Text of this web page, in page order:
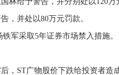
，并处以80万元罚款。
铁军采取5年证券市场禁入措施。
， ST广物 股价下跌给投资者造